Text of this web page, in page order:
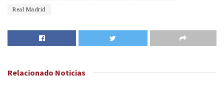
Real Madrid
Relacionado Noticias